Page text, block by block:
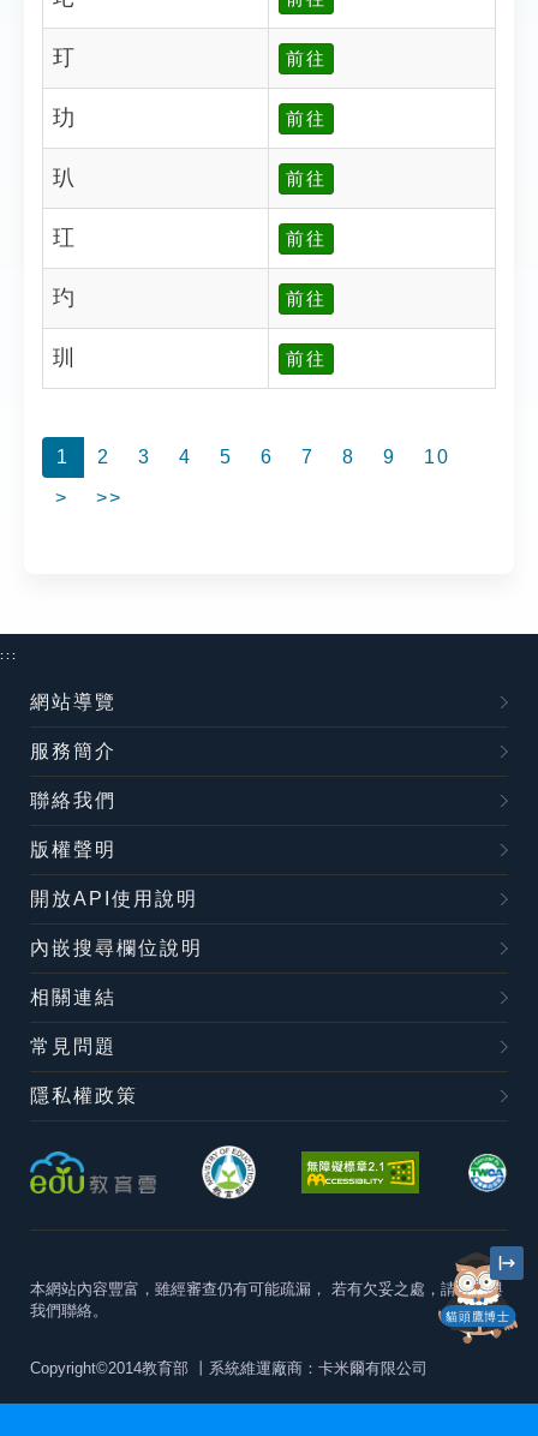
玎 前往
玏 前往
玐 前往
玒 前往
玓 前往
玔 前往
1 2 3 4 5 6 7 8 9
10
>
>>
貓頭鷹博士
:::
網站導覽
服務簡介
聯絡我們
版權聲明
開放API使用說明
內嵌搜尋欄位說明
相關連結
常見問題
隱私權政策
本網站內容豐富，雖經審查仍有可能疏漏， 若有欠妥之處，請隨時與
我們聯絡。
Copyright©2014教育部 丨系統維運廠商：卡米爾有限公司